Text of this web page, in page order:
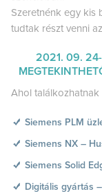
Szeretnénk egy kis
tudtak részt venni
2021. 09.
Ahol találkozhatnak
Siemens PLM
Siemens
Siemens Solid
Digitális